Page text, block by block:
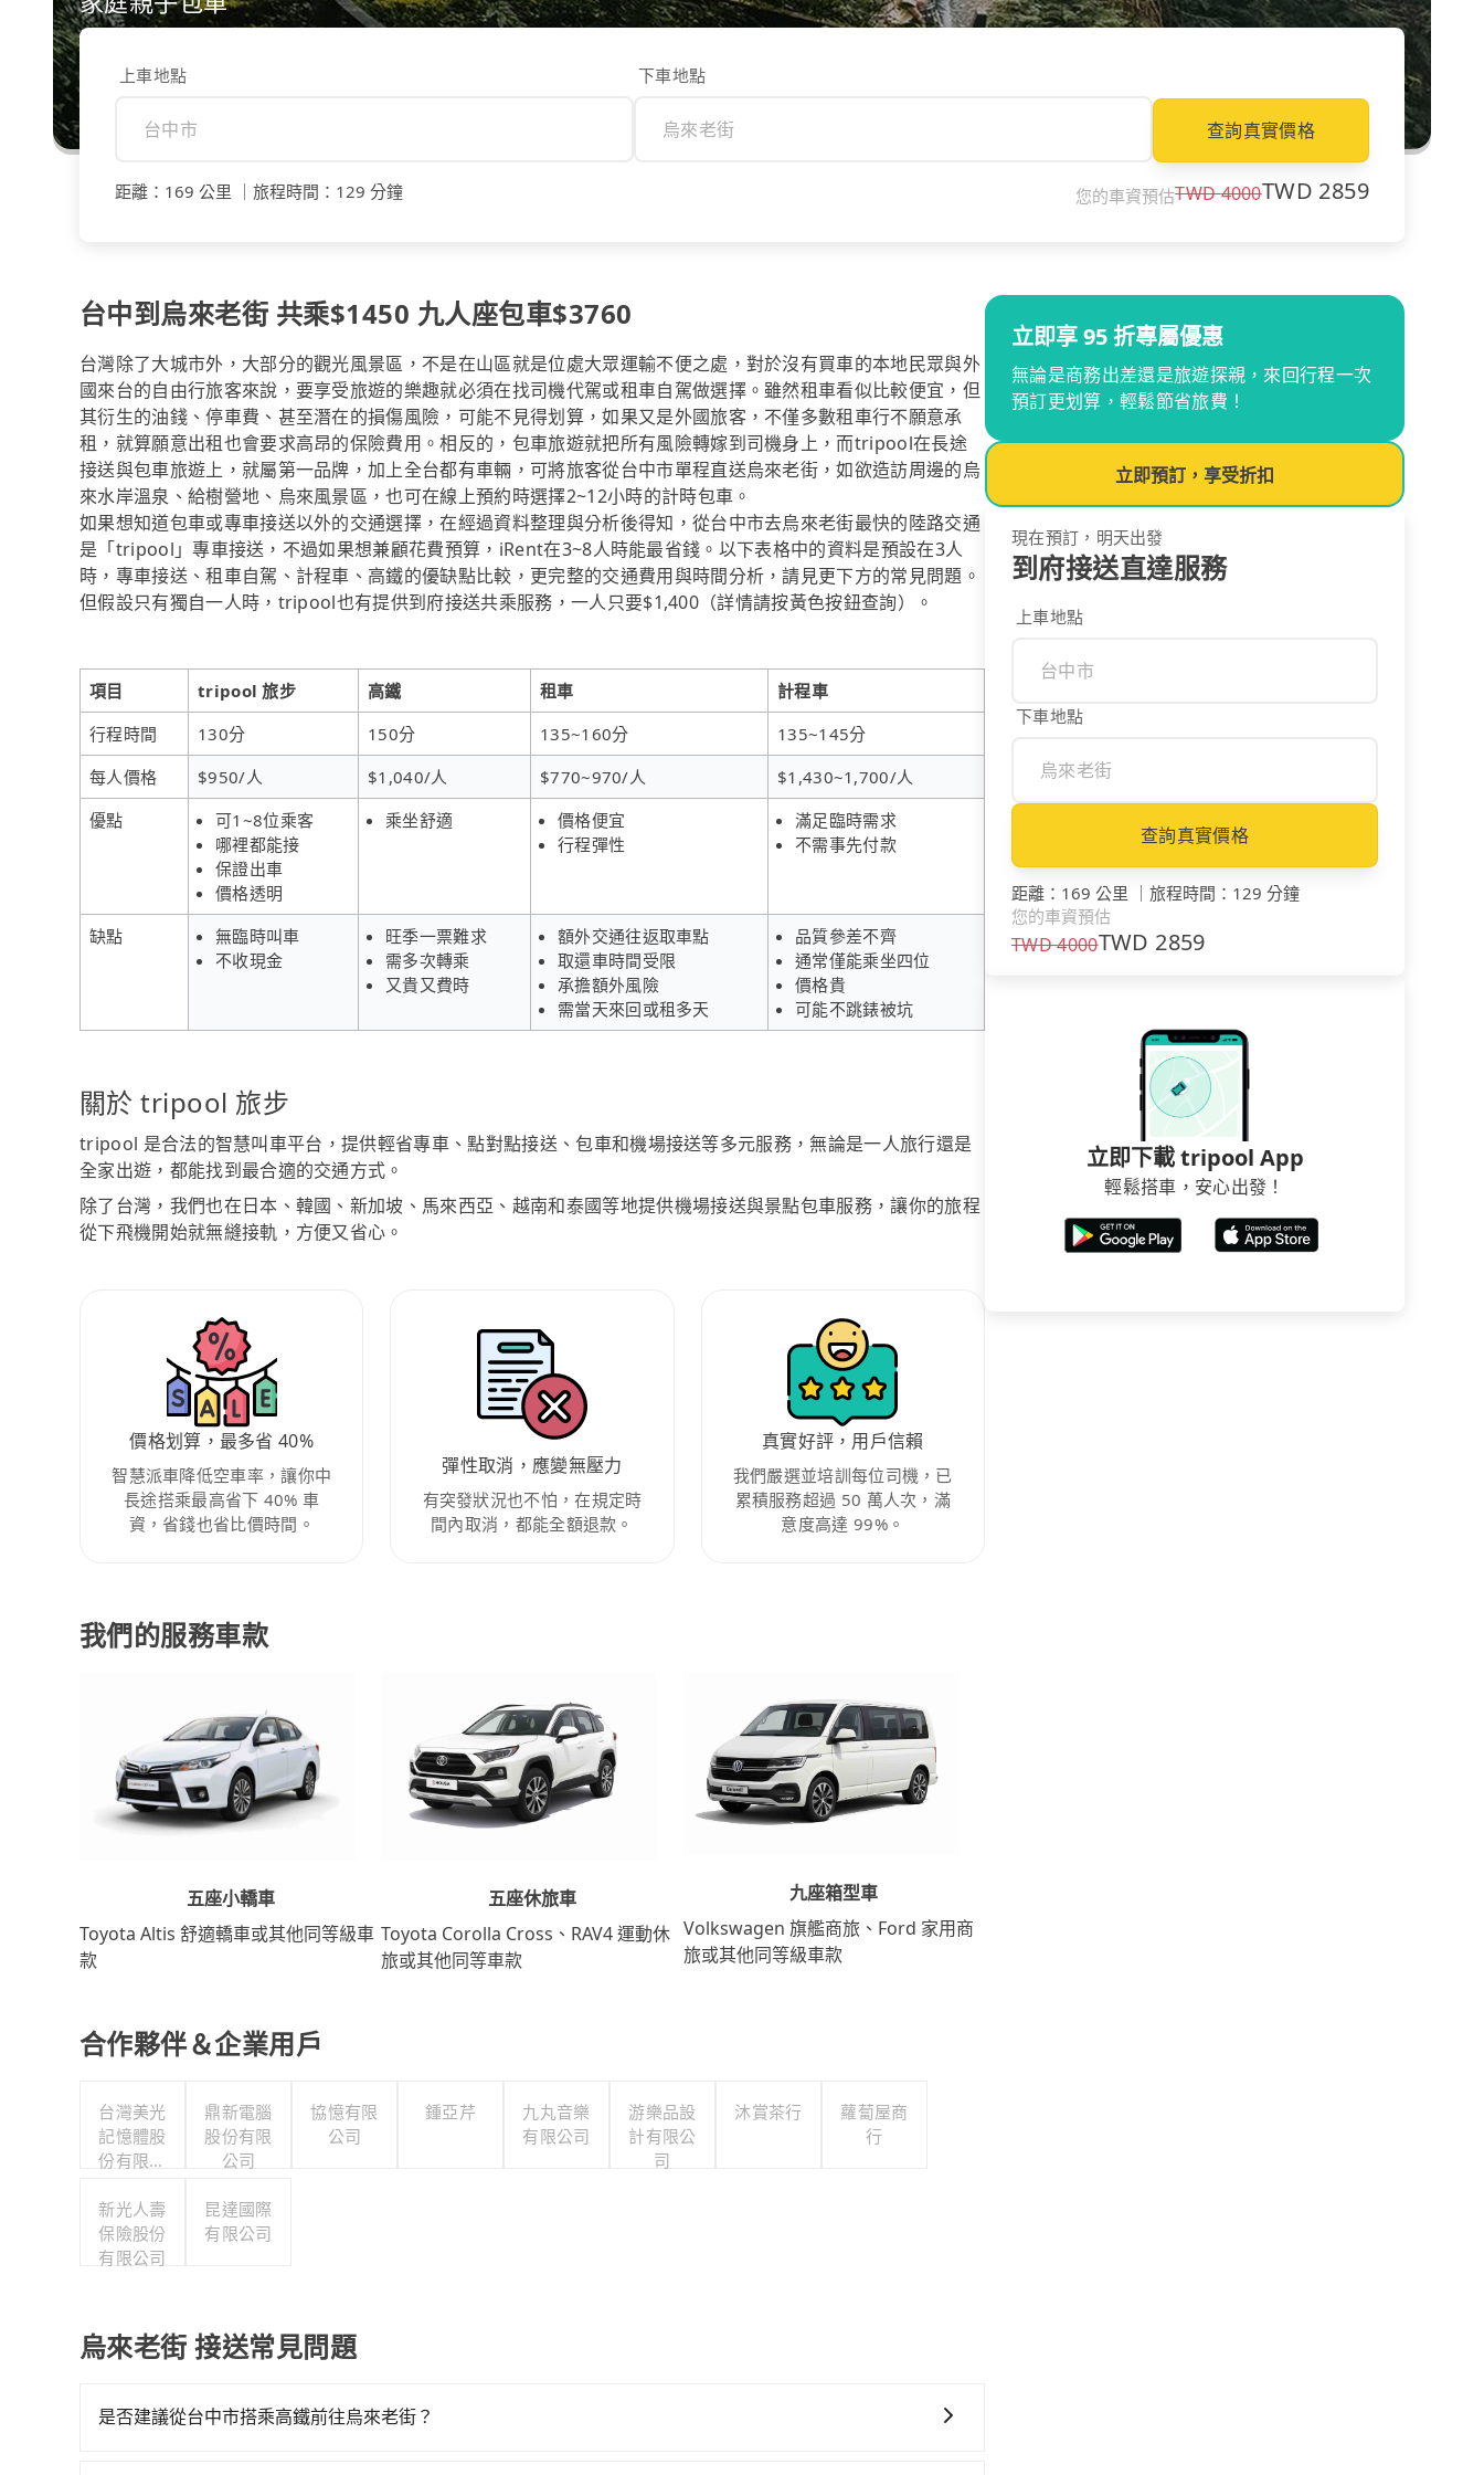
上車地點 下車地點
查詢真實價格
距離 ： 169 公里 旅程時間 ： 129 分鐘 您的車資預估TWD4000TWD 2859
台中到烏來老街 共乘$1450 九人座包車$3760
台灣除了大城市外，大部分的觀光風景區，不是在山區就是位處大眾運輸不便之處，對於沒有買車的本地民眾與外
國來台的自由行旅客來說，要享受旅遊的樂趣就必須在找司機代駕或租車自駕做選擇。雖然租車看似比較便宜，但
其衍生的油錢、停車費、甚至潛在的損傷風險，可能不見得划算，如果又是外國旅客，不僅多數租車行不願意承
租，就算願意出租也會要求高昂的保險費用。相反的，包車旅遊就把所有風險轉嫁到司機身上，而tripool在長途
接送與包車旅遊上，就屬第一品牌，加上全台都有車輛，可將旅客從台中市單程直送烏來老街，如欲造訪周邊的烏
來水岸溫泉、給樹營地、烏來風景區，也可在線上預約時選擇2~12小時的計時包車。
如果想知道包車或專車接送以外的交通選擇，在經過資料整理與分析後得知，從台中市去烏來老街最快的陸路交通
是「tripool」專車接送，不過如果想兼顧花費預算，iRent在3~8人時能最省錢。以下表格中的資料是預設在3人
時，專車接送、租車自駕、計程車、高鐵的優缺點比較，更完整的交通費用與時間分析，請見更下方的常見問題。
但假設只有獨自一人時，tripool也有提供到府接送共乘服務，一人只要$1,400（詳情請按黃色按鈕查詢）。
項目 tripool 旅步 高鐵 租車
計程車
行程時間
130分 150分 135~160分
135~145分
每人價格
$950/人 $1,040/人 $770~970/人
$1,430~1,700/人
優點
可1~8位乘客
哪裡都能接
保證出車
價格透明
乘坐舒適
價格便宜
行程彈性
滿足臨時需求
不需事先付款
缺點
無臨時叫車
不收現金
旺季一票難求
需多次轉乘
又貴又費時
額外交通往返取車點
取還車時間受限
承擔額外風險
需當天來回或租多天
品質參差不齊
通常僅能乘坐四位
價格貴
可能不跳錶被坑
關於 tripool 旅步
tripool 是合法的智慧叫車平台，提供輕省專車、點對點接送、包車和機場接送等多元服務，無論是一人旅行還是
全家出遊，都能找到最合適的交通方式。
除了台灣，我們也在日本、韓國、新加坡、馬來西亞、越南和泰國等地提供機場接送與景點包車服務，讓你的旅程
從下飛機開始就無縫接軌，方便又省心。
價格划算，最多省 40%
智慧派車降低空車率，讓你中
長途搭乘最高省下 40% 車
資，省錢也省比價時間。
彈性取消，應變無壓力
有突發狀況也不怕，在規定時
間內取消，都能全額退款。
真實好評，用戶信賴
我們嚴選並培訓每位司機，已
累積服務超過 50 萬人次，滿
意度高達 99%。
我們的服務車款
五座小轎車
Toyota Altis 舒適轎車或其他同等級車
款
五座休旅車
Toyota Corolla Cross、RAV4 運動休
旅或其他同等車款
九座箱型車
Volkswagen 旗艦商旅、Ford 家用商
旅或其他同等級車款
合作夥伴＆企業用戶
台灣美光
記憶體股
份有限公
鼎新電腦
股份有限
公司
協憶有限
公司
鍾亞芹
九丸音樂
有限公司
游樂品設
計有限公
司
沐賞茶行
蘿蔔屋商
行
新光人壽
保險股份
有限公司
昆達國際
有限公司
烏來老街 接送常見問題
是否建議從台中市搭乘高鐵前往烏來老街？
立即享 95 折專屬優惠
無論是商務出差還是旅遊探親，來回行程一次
預訂更划算，輕鬆節省旅費！
立即預訂，享受折扣
現在預訂，明天出發
到府接送直達服務
上車地點
下車地點
查詢真實價格
距離 ： 169 公里 ｜ 旅程時間 ： 129 分鐘
您的車資預估
TWD4000TWD 2859
立即下載 tripool App
輕鬆搭車，安心出發！